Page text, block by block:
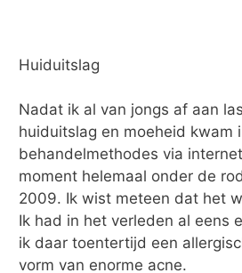
Huiduitslag
Nadat ik al van jongs af aan
huiduitslag en moeheid kwam
behandelmethodes via
moment helemaal onder de
2009. Ik wist meteen dat het
Ik had in het verleden al eens
ik daar toentertijd een
vorm van enorme acne.